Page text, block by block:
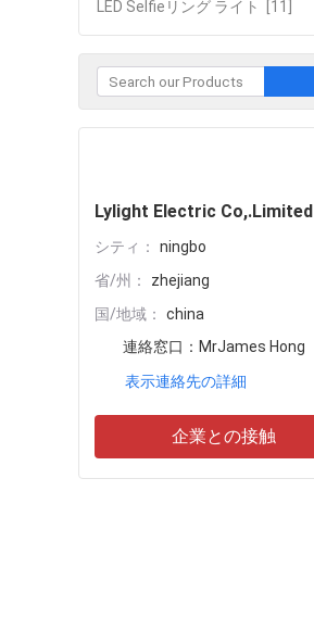
LED Selfieリング ライト [11]
Lylight Electric Co,.Limited
シティ：
ningbo
省/州：
zhejiang
国/地域：
china
連絡窓口： MrJames Hong
表示連絡先の詳細
企業との接触